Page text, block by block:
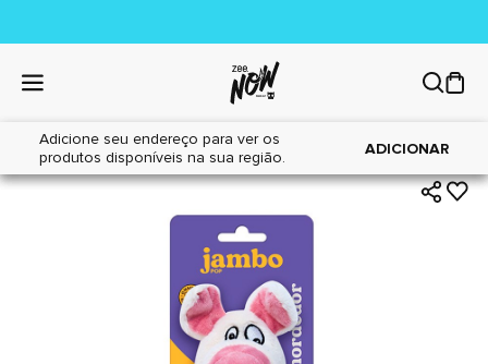
Adicione seu endereço para ver os
produtos disponíveis na sua região.
ADICIONAR
Home|Cães|Brinquedos